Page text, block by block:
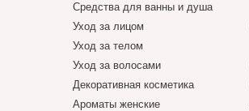
Средства для ванны и душа
Уход за лицом
Уход за телом
Уход за волосами
Декоративная косметика
Ароматы женские